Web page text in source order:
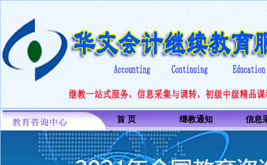
首 页 继教通知 信息